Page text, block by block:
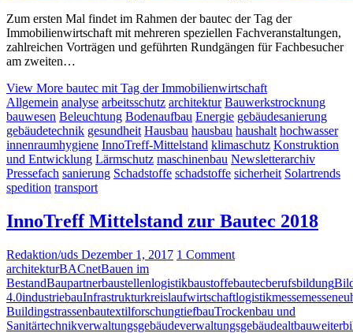
Zum ersten Mal findet im Rahmen der bautec der Tag der
Immobilienwirtschaft mit mehreren speziellen Fachveranstaltungen,
zahlreichen Vorträgen und geführten Rundgängen für Fachbesucher
am zweiten…
View More bautec mit Tag der Immobilienwirtschaft
Allgemein analyse arbeitsschutz architektur Bauwerkstrocknung
bauwesen Beleuchtung Bodenaufbau Energie gebäudesanierung
gebäudetechnik gesundheit Hausbau hausbau haushalt hochwasser
innenraumhygiene InnoTreff-Mittelstand klimaschutz Konstruktion
und Entwicklung Lärmschutz maschinenbau Newsletterarchiv
Pressefach sanierung Schadstoffe schadstoffe sicherheit Solartrends
spedition transport
InnoTreff Mittelstand zur Bautec 2018
Redaktion/uds Dezember 1, 2017 1 Comment
architekturBACnetBauen im
BestandBaupartnerbaustellenlogistikbaustoffebautecberufsbildung
4.0industriebauInfrastrukturkreislaufwirtschaftlogistikmesse
BuildingstrassenbautextilforschungtiefbauTrockenbau und
Sanitärtechnikverwaltungsgebäudeverwaltungsgebäudealtbau